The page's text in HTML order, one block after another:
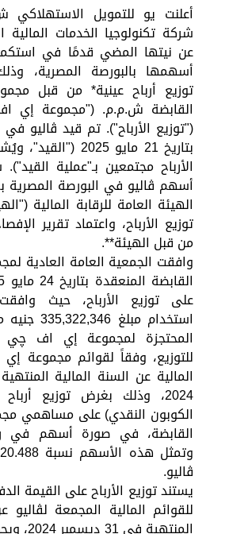
أعلنت يو للتمويل الاستهلاكي
شركة تكنولوجيا الخدمات
عن نيتها المضي قدمًا في
أسهمها بالبورصة المصرية،
توزيع أرباح عينية* من قبل
القابضة ش.م.م. ("مجموعة إي
("توزيع الأرباح"). تم قيد ڤاليو
بتاريخ 21 مايو 2025
الأرباح مجتمعين بـ"عملية
أسهم ڤاليو في البورصة المصرية
الهيئة العامة للرقابة المالية
توزيع الأرباح، واعتماد تقرير
من قبل الهيئة**.
وافقت الجمعية العامة العادية
على توزيع الأرباح، حيث
استخدام
المحتجزة لمجموعة إي اف چي
للتوزيع، وفقاً لقوائم مجموعة
2024، وذلك بغرض توزيع
الكوبون النقدي) على مساهمي
القابضة، في صورة أسهم في
ڤاليو.
يستند توزيع الأرباح على القيمة
للقوائم المالية المجمعة لڤاليو